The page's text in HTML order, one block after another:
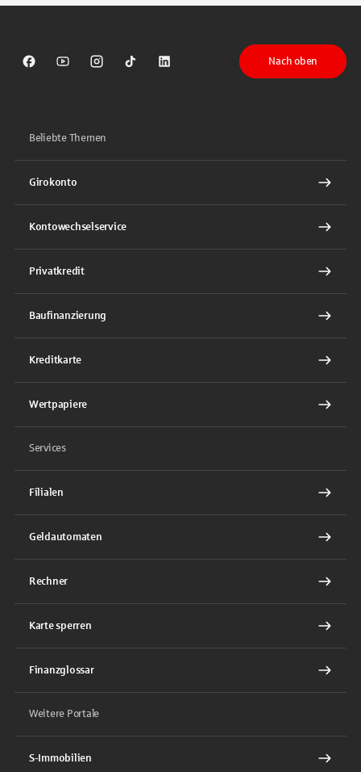
Sparkasse auf Facebook
Sparkasse auf Youtube
Sparkasse auf Instagram
Sparkasse auf TikTok
Sparkasse auf LinkedIn
Nach oben
Beliebte Themen
Girokonto
Kontowechselservice
Privatkredit
Baufinanzierung
Kreditkarte
Wertpapiere
Services
Filialen
Geldautomaten
Rechner
Karte sperren
Finanzglossar
Weitere Portale
S-Immobilien